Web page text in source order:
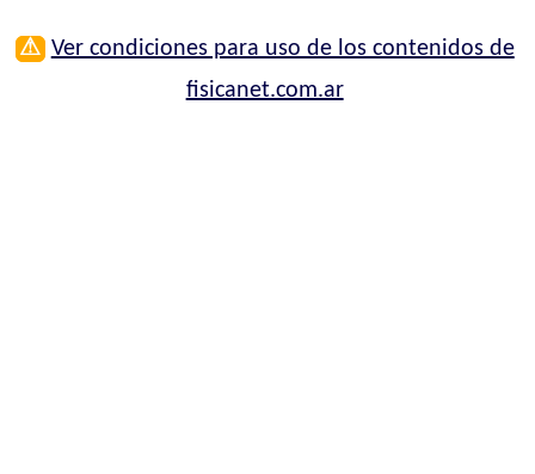
⚠ Ver condiciones para uso de los contenidos de
fisicanet.com.ar